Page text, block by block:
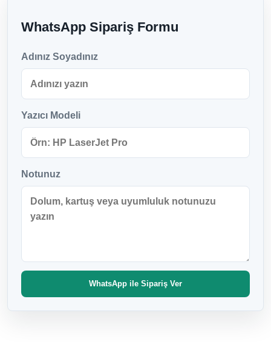
WhatsApp Sipariş Formu
Adınız Soyadınız
Yazıcı Modeli
Notunuz
WhatsApp ile Sipariş Ver